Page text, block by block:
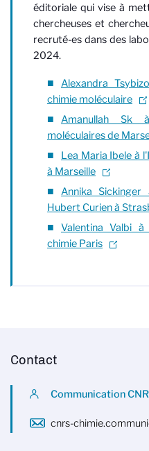
éditoriale qui vise à
chercheuses et
recruté-es dans des
2024.
Alexandra
chimie moléculaire
Amanullah Sk
moléculaires de
Lea Maria Ibele à
à Marseille
Annika Sickinger
Hubert Curien à
Valentina Valbi
chimie Paris
Contact
Communication
cnrs-